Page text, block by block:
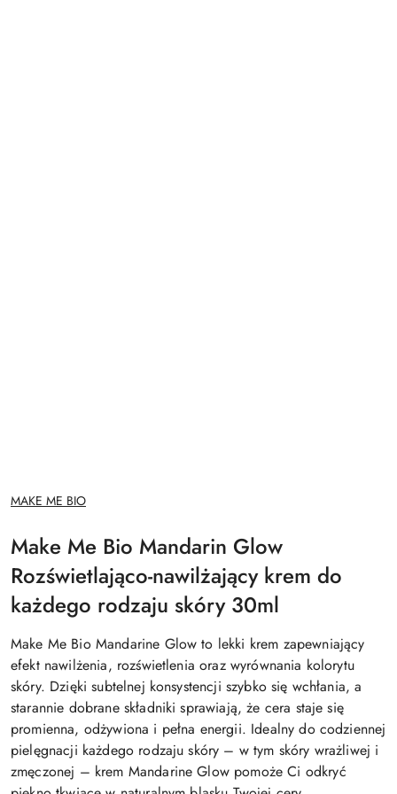
NAZWA
PRODUCENTA:
MAKE ME BIO
Make Me Bio Mandarin Glow
Rozświetlająco-nawilżający krem do
każdego rodzaju skóry 30ml
Make Me Bio Mandarine Glow to lekki krem zapewniający
efekt nawilżenia, rozświetlenia oraz wyrównania kolorytu
skóry. Dzięki subtelnej konsystencji szybko się wchłania, a
starannie dobrane składniki sprawiają, że cera staje się
promienna, odżywiona i pełna energii. Idealny do codziennej
pielęgnacji każdego rodzaju skóry – w tym skóry wrażliwej i
zmęczonej – krem Mandarine Glow pomoże Ci odkryć